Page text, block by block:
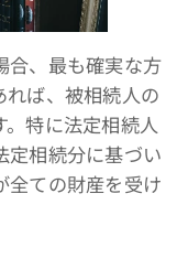
、最も確実な方
ば、被相続人の
特に法定相続人
定相続分に基づい
全ての財産を受け